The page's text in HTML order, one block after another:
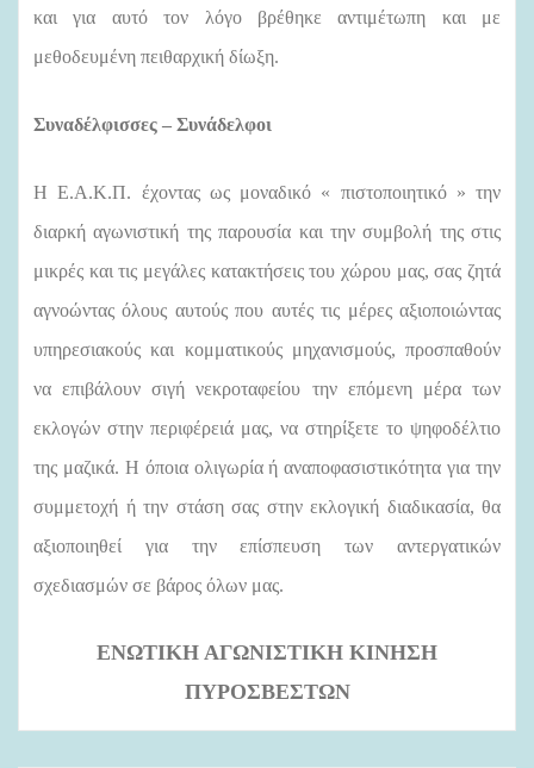
και για αυτό τον λόγο βρέθηκε αντιμέτωπη και με
μεθοδευμένη πειθαρχική δίωξη.
Συναδέλφισσες – Συνάδελφοι
Η Ε.Α.Κ.Π. έχοντας ως μοναδικό « πιστοποιητικό » την
διαρκή αγωνιστική της παρουσία και την συμβολή της στις
μικρές και τις μεγάλες κατακτήσεις του χώρου μας, σας ζητά
αγνοώντας όλους αυτούς που αυτές τις μέρες αξιοποιώντας
υπηρεσιακούς και κομματικούς μηχανισμούς, προσπαθούν
να επιβάλουν σιγή νεκροταφείου την επόμενη μέρα των
εκλογών στην περιφέρειά μας, να στηρίξετε το ψηφοδέλτιο
της μαζικά. Η όποια ολιγωρία ή αναποφασιστικότητα για την
συμμετοχή ή την στάση σας στην εκλογική διαδικασία, θα
αξιοποιηθεί για την επίσπευση των αντεργατικών
σχεδιασμών σε βάρος όλων μας.
ΕΝΩΤΙΚΗ ΑΓΩΝΙΣΤΙΚΗ ΚΙΝΗΣΗ
ΠΥΡΟΣΒΕΣΤΩΝ